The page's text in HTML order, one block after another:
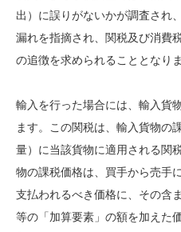
出）に誤りがないかが調査され
漏れを指摘され、関税及び消費
の追徴を求められることとなりま
輸入を行った場合には、輸入貨
ます。この関税は、輸入貨物の
量）に当該貨物に適用される関
物の課税価格は、買手から売手
支払われるべき価格に、その含
等の「加算要素」の額を加えた